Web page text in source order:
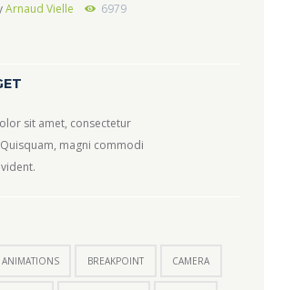
Arnaud Vielle 6979
sit amet, consectetur
magni commodi
ANIMATIONS BREAKPOINT CAMERA